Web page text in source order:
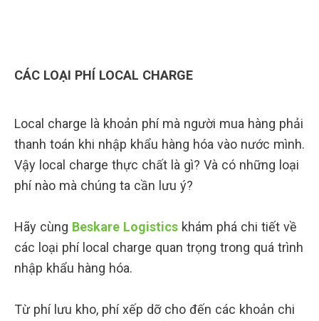
CÁC LOẠI PHÍ LOCAL CHARGE
Local charge là khoản phí mà người mua hàng phải
thanh toán khi nhập khẩu hàng hóa vào nước mình.
Vậy local charge thực chất là gì? Và có những loại
phí nào mà chúng ta cần lưu ý?
Hãy cùng Beskare Logistics khám phá chi tiết về
các loại phí local charge quan trọng trong quá trình
nhập khẩu hàng hóa.
Từ phí lưu kho, phí xếp dỡ cho đến các khoản chi